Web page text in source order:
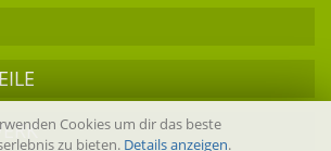
Cookies um dir das beste
zu bieten. Details anzeigen.